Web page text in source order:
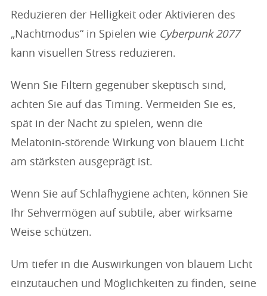
Reduzieren der Helligkeit oder Aktivieren des
„Nachtmodus“ in Spielen wie Cyberpunk 2077
kann visuellen Stress reduzieren.
Wenn Sie Filtern gegenüber skeptisch sind,
achten Sie auf das Timing. Vermeiden Sie es,
spät in der Nacht zu spielen, wenn die
Melatonin-störende Wirkung von blauem Licht
am stärksten ausgeprägt ist.
Wenn Sie auf Schlafhygiene achten, können Sie
Ihr Sehvermögen auf subtile, aber wirksame
Weise schützen.
Um tiefer in die Auswirkungen von blauem Licht
einzutauchen und Möglichkeiten zu finden, seine